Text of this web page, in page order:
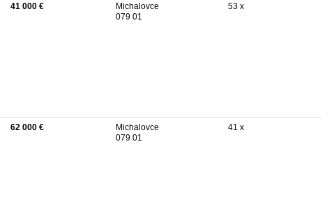
41 000 €
Michalovce
079 01
53 x
62 000 €
Michalovce
079 01
41 x